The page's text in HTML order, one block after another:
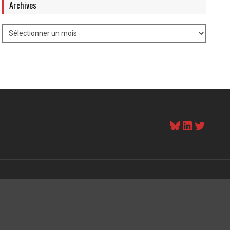
Archives
Bluesky